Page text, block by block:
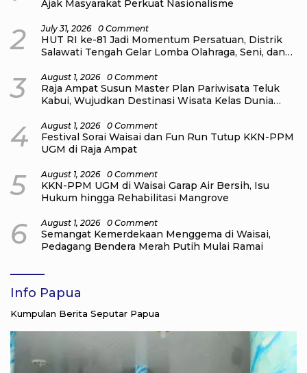
Ajak Masyarakat Perkuat Nasionalisme
2 July 31, 2026 0 Comment
HUT RI ke-81 Jadi Momentum Persatuan, Distrik
Salawati Tengah Gelar Lomba Olahraga, Seni, dan
3 August 1, 2026 0 Comment
Raja Ampat Susun Master Plan Pariwisata Teluk
Kabui, Wujudkan Destinasi Wisata Kelas Dunia
4 August 1, 2026 0 Comment
Festival Sorai Waisai dan Fun Run Tutup KKN-PPM
UGM di Raja Ampat
5 August 1, 2026 0 Comment
KKN-PPM UGM di Waisai Garap Air Bersih, Isu
Hukum hingga Rehabilitasi Mangrove
6 August 1, 2026 0 Comment
Semangat Kemerdekaan Menggema di Waisai,
Pedagang Bendera Merah Putih Mulai Ramai
Info Papua
Kumpulan Berita Seputar Papua